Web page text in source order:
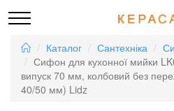
Каталог Сантехніка
Сифон для кухонної мийки
випуск 70 мм, колбовий без
40/50 мм) Lidz